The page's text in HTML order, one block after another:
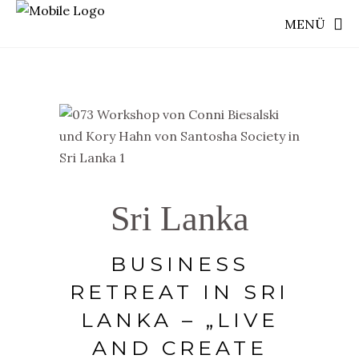
MENÜ
Sri Lanka
BUSINESS
RETREAT IN SRI
LANKA – „LIVE
AND CREATE